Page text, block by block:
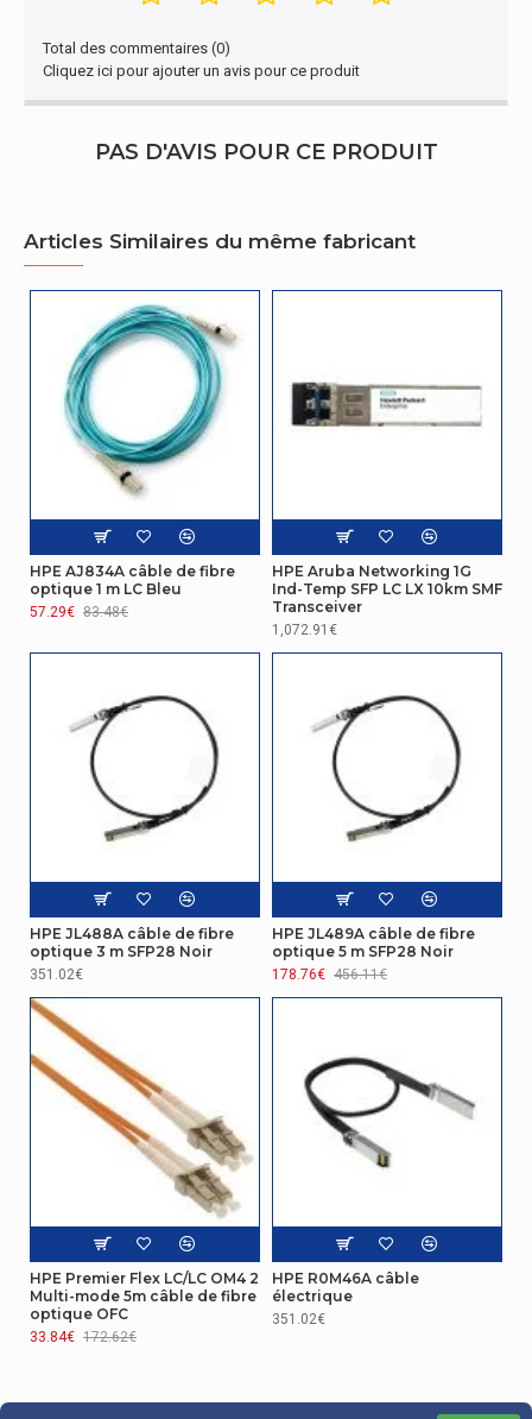
Total des commentaires (0)
Cliquez ici pour ajouter un avis pour ce produit
PAS D'AVIS POUR CE PRODUIT
Articles Similaires du même fabricant
HPE AJ834A câble de fibre
optique 1 m LC Bleu
57.29€ 83.48€
HPE Aruba Networking 1G
Ind-Temp SFP LC LX 10km SMF
Transceiver
1,072.91€
HPE JL488A câble de fibre
optique 3 m SFP28 Noir
351.02€
HPE JL489A câble de fibre
optique 5 m SFP28 Noir
178.76€ 456.11€
HPE Premier Flex LC/LC OM4 2
Multi-mode 5m câble de fibre
optique OFC
33.84€ 172.62€
HPE R0M46A câble
électrique
351.02€